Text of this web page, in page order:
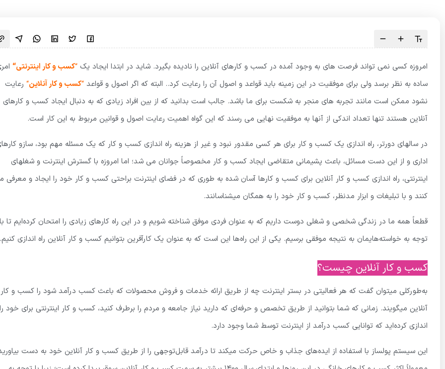
امروزه کسی نمی تواند فرصت های به وجود آمده در کسب و کارهای آنلاین را نادیده بگیرد. شاید در ابتدا ایجاد یک “کسب و کار اینترنتی“
ساده به نظر برسد ولی برای موفقیت در این زمینه باید قواعد و اصول آن را رعایت کرد.. البته که اگر اصول و قواعد “کسب و کار آنلاین“ رعایت
نشود ممکن است مانند تجربه های منجر به شکست برای ما باشد. جالب است بدانید که از بین افراد زیادی که به دنبال ایجاد کسب و کارهای
آنلاین هستند تنها تعداد اندکی از آنها به موفقیت نهایی می رسند که این گواه اهمیت رعایت اصول و قوانین مربوط به این کار است.
در سالهای دورتر، راه اندازی یک کسب و کار برای هر کسی مقدور نبود و غیر از هزینه راه اندازی کسب و کار که یک مسئله مهم بود، سازو
اداری و از این دست مسائل، باعث پشیمانی متقاضی ایجاد کسب و کار مخصوصاً جوانان می شد؛ اما امروزه با گسترش اینترنت و شغلهای
اینترنتی، راه اندازی کسب و کار آنلاین برای کسب و کارها آسان شده به طوری که در فضای اینترنت براحتی کسب و کار خود را ایجاد و معرفی
کنند و با تبلیغات و ابزار مدنظر، کسب و کار خود را به همگان میشناسانند.
قطعاً همه ما در زندگی شخصی و شغلی دوست داریم که به عنوان فردی موفق شناخته شویم و در این راه کارهای زیادی را امتحان کرده‌ایم تا با
توجه به خواسته‌هایمان به نتیجه موفقی برسیم. یکی از این راه‌ها این است که به عنوان یک کارآفرین بتوانیم کسب و کار آنلاین راه اندازی کنیم.
کسب و کار آنلاین چیست؟
به‌طورکلی میتوان گفت که هر فعالیتی در بستر اینترنت چه از طریق ارائه خدمات و فروش محصولات که باعث کسب درآمد شود را کسب و کار
آنلاین میگویند. زمانی که شما بتوانید از طریق تخصص و حرفه‌ای که دارید نیاز جامعه و مردم را برطرف کنید، کسب و کار اینترنتی برای خود
اندازی کرده‌اید که توانایی کسب درآمد از اینترنت توسط شما وجود دارد.
این سیستم پولساز با استفاده از ایده‌های جذاب و خاص حرکت میکند تا درآمد قابل‌توجهی را از طریق کسب و کار آنلاین خود به دست